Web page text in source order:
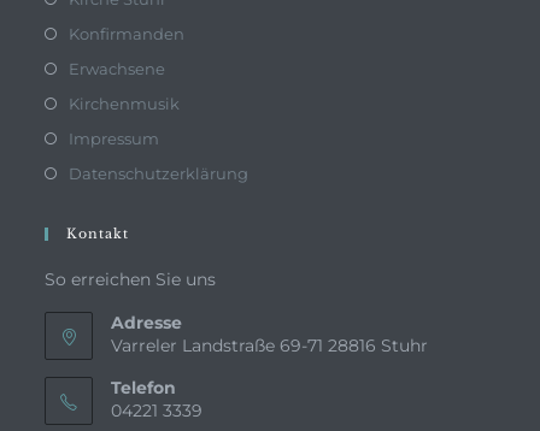
Konfirmanden
Erwachsene
Kirchenmusik
Impressum
Datenschutzerklärung
Kontakt
So erreichen Sie uns
Adresse
Varreler Landstraße 69-71 28816 Stuhr
Telefon
04221 3339